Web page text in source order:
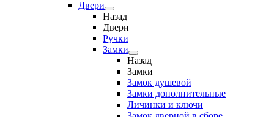
Двери
Назад
Двери
Ручки
Замки
Назад
Замки
Замок душевой
Замки дополнительные
Личинки и ключи